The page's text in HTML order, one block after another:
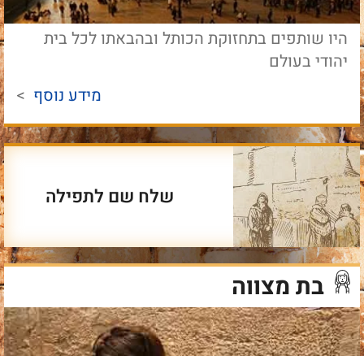
היו שותפים בתחזוקת הכותל ובהבאתו לכל בית
יהודי בעולם
מידע נוסף >
שלח שם לתפילה
בת מצווה